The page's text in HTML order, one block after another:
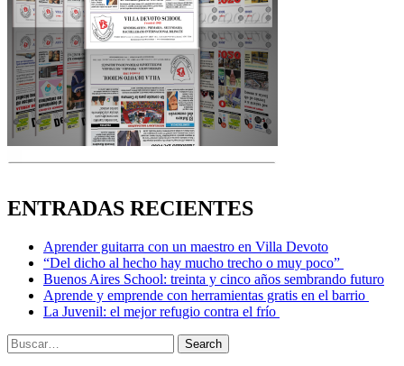
ENTRADAS RECIENTES
Aprender guitarra con un maestro en Villa Devoto
“Del dicho al hecho hay mucho trecho o muy poco”
Buenos Aires School: treinta y cinco años sembrando futuro
Aprende y emprende con herramientas gratis en el barrio
La Juvenil: el mejor refugio contra el frío
Search
for:
Search